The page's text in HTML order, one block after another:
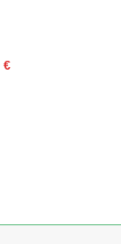
€Aktueller